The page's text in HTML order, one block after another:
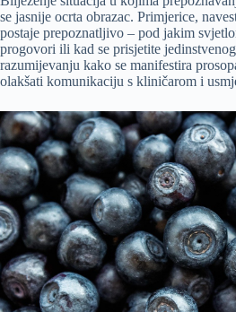
se jasnije ocrta obrazac. Primjerice,
postaje prepoznatljivo – pod jakim
progovori ili kad se prisjetite
razumijevanju kako se manifestira
olakšati komunikaciju s kliničarom i